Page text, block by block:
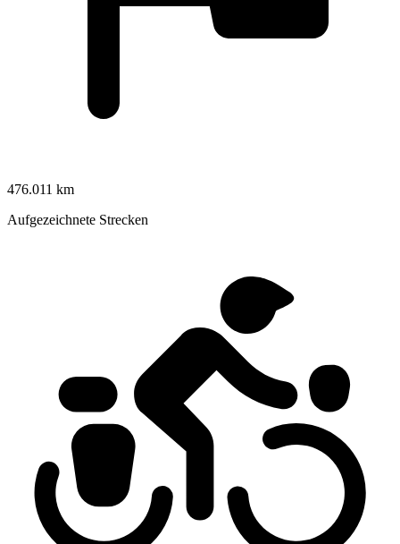
476.011 km
Aufgezeichnete Strecken